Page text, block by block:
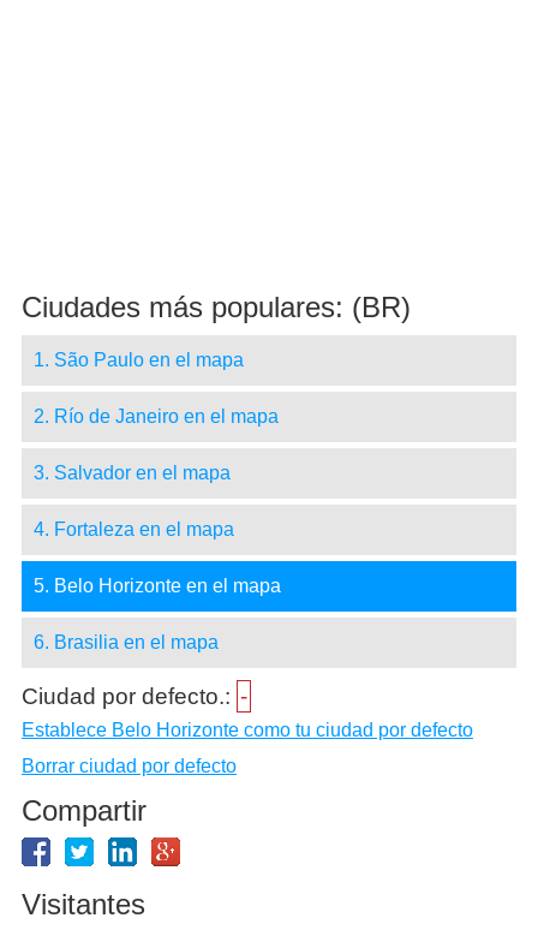
Ciudades más populares: (BR)
1. São Paulo en el mapa
2. Río de Janeiro en el mapa
3. Salvador en el mapa
4. Fortaleza en el mapa
5. Belo Horizonte en el mapa
6. Brasilia en el mapa
Ciudad por defecto.: -
Establece Belo Horizonte como tu ciudad por defecto
Borrar ciudad por defecto
Compartir
Visitantes